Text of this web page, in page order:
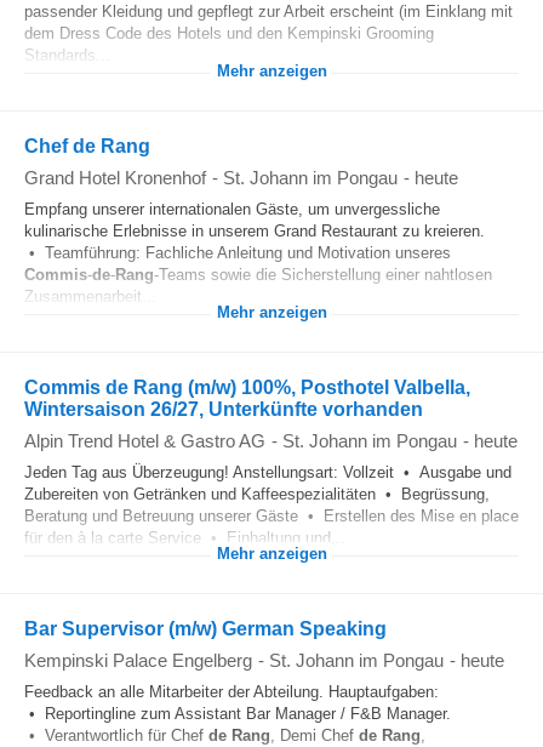
passender Kleidung und gepflegt zur Arbeit erscheint (im Einklang mit
dem Dress Code des Hotels und den Kempinski Grooming
Standards...
Mehr anzeigen
Chef de Rang
Grand Hotel Kronenhof - St. Johann im Pongau - heute
Empfang unserer internationalen Gäste, um unvergessliche
kulinarische Erlebnisse in unserem Grand Restaurant zu kreieren.
• Teamführung: Fachliche Anleitung und Motivation unseres
Commis-de-Rang-Teams sowie die Sicherstellung einer nahtlosen
Zusammenarbeit...
Mehr anzeigen
Commis de Rang (m/w) 100%, Posthotel Valbella,
Wintersaison 26/27, Unterkünfte vorhanden
Alpin Trend Hotel & Gastro AG - St. Johann im Pongau - heute
Jeden Tag aus Überzeugung! Anstellungsart: Vollzeit • Ausgabe und
Zubereiten von Getränken und Kaffeespezialitäten • Begrüssung,
Beratung und Betreuung unserer Gäste • Erstellen des Mise en place
für den à la carte Service • Einhaltung und...
Mehr anzeigen
Bar Supervisor (m/w) German Speaking
Kempinski Palace Engelberg - St. Johann im Pongau - heute
Feedback an alle Mitarbeiter der Abteilung. Hauptaufgaben:
• Reportingline zum Assistant Bar Manager / F&B Manager.
• Verantwortlich für Chef de Rang, Demi Chef de Rang,